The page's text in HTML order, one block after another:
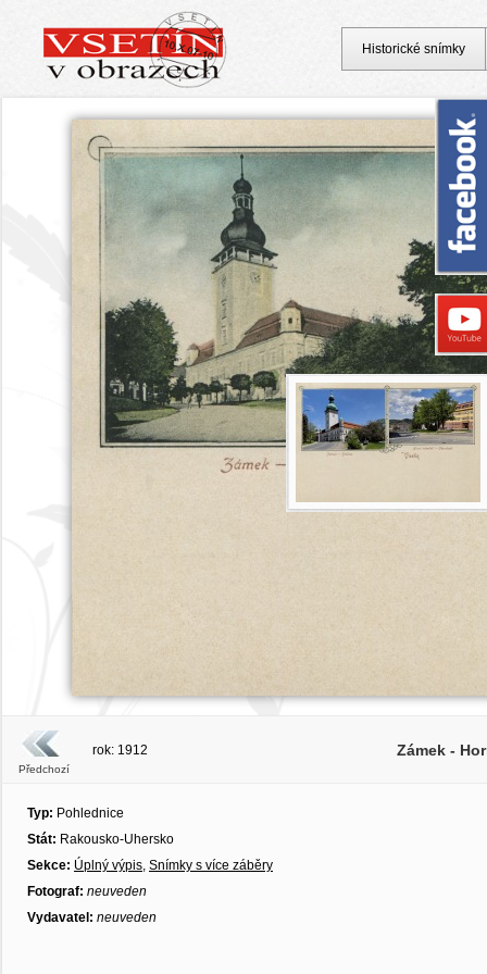
Předchozí
rok: 1912 Zámek -
Typ: Pohlednice
Stát: Rakousko-Uhersko
Sekce: Úplný výpis, Snímky s více záběry
Fotograf: neuveden
Vydavatel: neuveden
Historické snímky